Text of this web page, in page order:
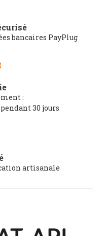
bancaires PayPlug
:
30 jours
artisanale